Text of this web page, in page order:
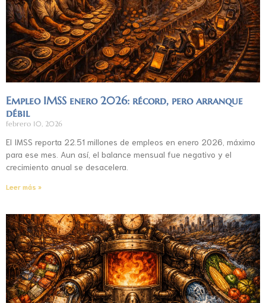
Empleo IMSS enero 2026: récord, pero arranque
débil
febrero 10, 2026
El IMSS reporta 22.51 millones de empleos en enero 2026, máximo
para ese mes. Aun así, el balance mensual fue negativo y el
crecimiento anual se desacelera.
Leer más »